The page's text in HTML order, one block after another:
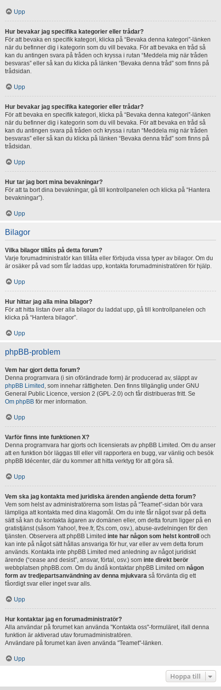
Upp
Hur bevakar jag specifika kategorier eller trådar?
För att bevaka en specifik kategori, klicka på “Bevaka denna kategori”-länken
när du befinner dig i kategorin som du vill bevaka. För att bevaka en tråd så
kan du antingen svara på tråden och kryssa i rutan “Meddela mig när tråden
besvaras” eller så kan du klicka på länken “Bevaka denna tråd” som finns på
trådsidan.
Upp
Hur bevakar jag specifika kategorier eller trådar?
För att bevaka en specifik kategori, klicka på “Bevaka denna kategori”-länken
när du befinner dig i kategorin som du vill bevaka. För att bevaka en tråd så
kan du antingen svara på tråden och kryssa i rutan “Meddela mig när tråden
besvaras” eller så kan du klicka på länken “Bevaka denna tråd” som finns på
trådsidan.
Upp
Hur tar jag bort mina bevakningar?
För att ta bort dina bevakningar, gå till kontrollpanelen och klicka på “Hantera
bevakningar”).
Upp
Bilagor
Vilka bilagor tillåts på detta forum?
Varje forumadministratör kan tillåta eller förbjuda vissa typer av bilagor. Om du
är osäker på vad som får laddas upp, kontakta forumadministratören för hjälp.
Upp
Hur hittar jag alla mina bilagor?
För att hitta listan över alla bilagor du laddat upp, gå till kontrollpanelen och
klicka på “Hantera bilagor”.
Upp
phpBB-problem
Vem har gjort detta forum?
Denna programvara (i sin oförändrade form) är producerad av, släppt av
phpBB Limited , som innehar rättigheten. Den finns tillgänglig under GNU
General Public Licence, version 2 (GPL-2.0) och får distribueras fritt. Se
Om phpBB för mer information.
Upp
Varför finns inte funktionen X?
Denna programvara har gjorts och licensierats av phpBB Limited. Om du anser
att en funktion bör läggas till eller vill rapportera en bugg, var vänlig och besök
phpBB Idécenter, där du kommer att hitta verktyg för att göra så.
Upp
Vem ska jag kontakta med juridiska ärenden angående detta forum?
Vem som helst av administratörerna som listas på “Teamet”-sidan bör vara
lämpliga att kontakta med dina klagomål. Om du inte får något svar på detta
sätt så kan du kontakta ägaren av domänen eller, om detta forum ligger på en
gratistjänst (såsom Yahoo!, free.fr, f2s.com, osv.), abuse-avdelningen för den
tjänsten. Observera att phpBB Limited inte har någon som helst kontroll
och
kan inte på något sätt hållas ansvariga för hur, var eller av vem detta forum
används. Kontakta inte phpBB Limited med anledning av något juridiskt
ärende (“cease and desist”, ansvar, förtal, osv.) som inte direkt berör
webbplatsen phpBB.com. Om du ändå kontaktar phpBB Limited om någon
form av tredjepartsanvändning av denna mjukvara så förvänta dig ett
fåordigt svar eller inget svar alls.
Upp
Hur kontaktar jag en forumadministratör?
Alla användar på forumet kan använda "Kontakta oss"-formuläret, ifall denna
funktion är aktiverad utav forumadministratören.
Användare på forumet kan även använda "Teamet"-länken.
Upp
Hoppa till